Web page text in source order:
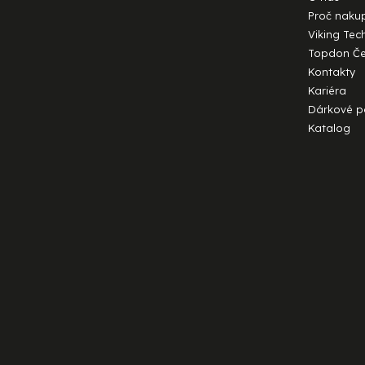
Proč
Viking
Topdon
Kontakty
Kariéra
Dárkové
Katalog